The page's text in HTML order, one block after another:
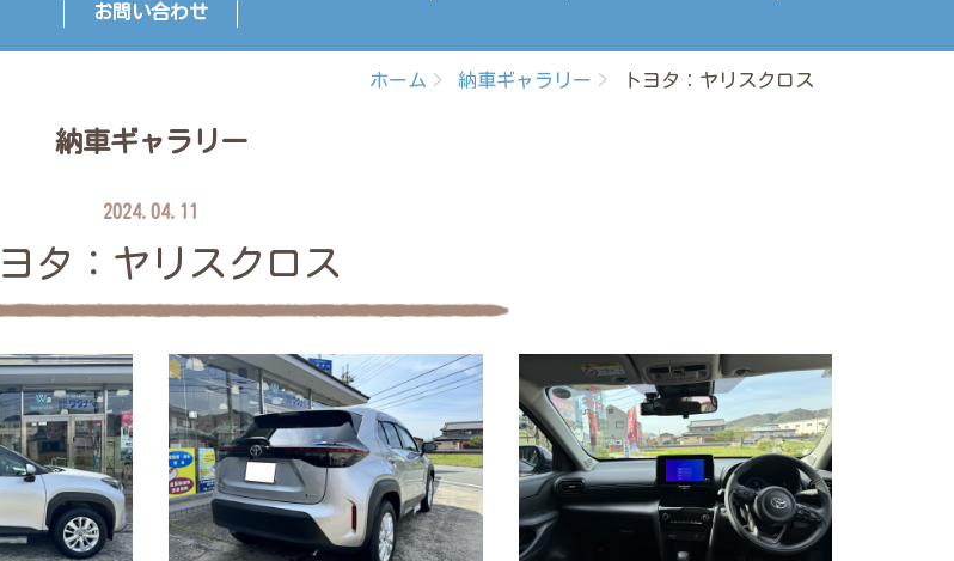
お問い合わせ
ホーム 納車ギャラリー トヨタ：ヤリスクロス
納車ギャラリー
2024.04.11
ヨタ：ヤリスクロス